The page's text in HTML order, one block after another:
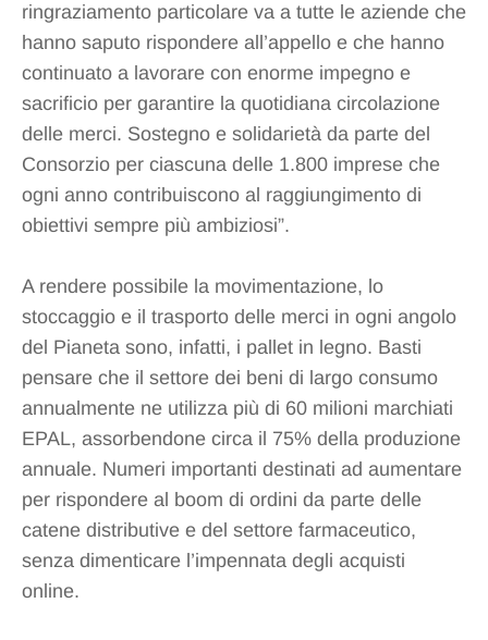
ringraziamento particolare va a tutte le aziende che
hanno saputo rispondere all’appello e che hanno
continuato a lavorare con enorme impegno e
sacrificio per garantire la quotidiana circolazione
delle merci. Sostegno e solidarietà da parte del
Consorzio per ciascuna delle 1.800 imprese che
ogni anno contribuiscono al raggiungimento di
obiettivi sempre più ambiziosi”.
A rendere possibile la movimentazione, lo
stoccaggio e il trasporto delle merci in ogni angolo
del Pianeta sono, infatti, i pallet in legno. Basti
pensare che il settore dei beni di largo consumo
annualmente ne utilizza più di 60 milioni marchiati
EPAL, assorbendone circa il 75% della produzione
annuale. Numeri importanti destinati ad aumentare
per rispondere al boom di ordini da parte delle
catene distributive e del settore farmaceutico,
senza dimenticare l’impennata degli acquisti
online.